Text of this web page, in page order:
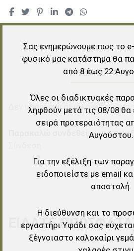
ΓΝΏΜΕΣ
Δεν υπάρχουν αξιολογήσεις για
Παρακαλώ συνδεθείτε για να
ΕΊΔΑΤΕ ΠΡΌΣΦΑΤΑ
Σας ενημερώνουμε πως το
φυσικό μας κατάστημα θα
από 8 έως 22
Όλες οι διαδικτυακές
ληφθούν μετά τις 08/08 θα
σειρά προτεραιότητας
Αυγούστου.
Για την εξέλιξη των
ειδοποιείστε με email
αποστολή.
Η διεύθυνση και το
εργαστήρι Υφάδι σας
ξέγνοιαστο καλοκαίρι